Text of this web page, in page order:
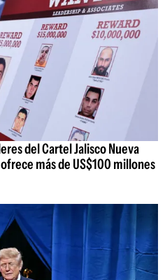
del Cartel Jalisco Nueva
más de US$100 millones